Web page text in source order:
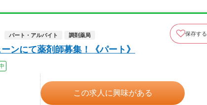
パート・アルバイト 調剤薬局 保存する
ンにて薬剤師募集！《パート》
この求人に興味がある